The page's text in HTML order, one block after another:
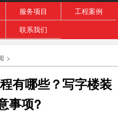
服务项目
工程案例
联系我们
>
有哪些？写字楼装
事项?